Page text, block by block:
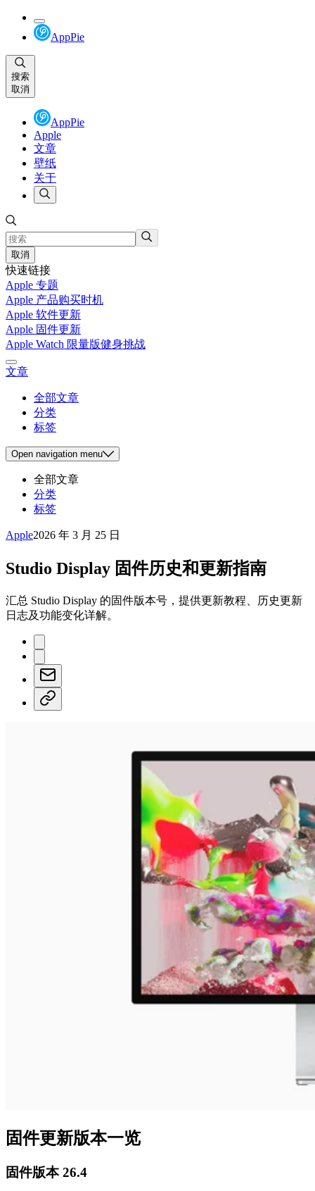
AppPie
搜索
取消
AppPie
Apple
文章
壁纸
关于
取消
快速链接
Apple 专题
Apple 产品购买时机
Apple 软件更新
Apple 固件更新
Apple Watch 限量版健身挑战
文章
全部文章
分类
标签
Open navigation menu
全部文章
分类
标签
Apple2026 年 3 月 25 日
Studio Display 固件历史和更新指南
汇总 Studio Display 的固件版本号，提供更新教程、历史更新
日志及功能变化详解。
固件更新版本一览
固件版本 26.4